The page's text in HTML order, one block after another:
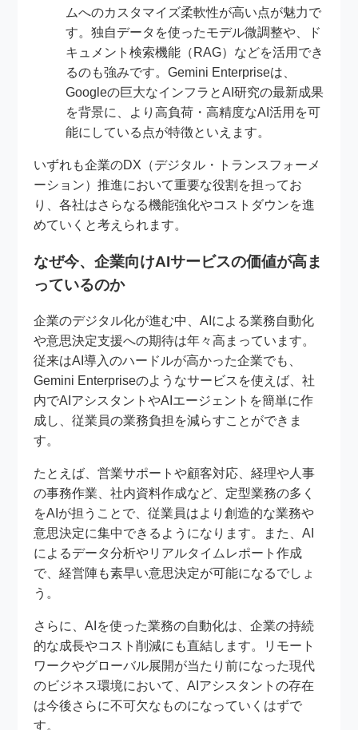
ムへのカスタマイズ柔軟性が高い点が魅力で
す。独自データを使ったモデル微調整や、ド
キュメント検索機能（RAG）などを活用でき
るのも強みです。Gemini Enterpriseは、
Googleの巨大なインフラとAI研究の最新成果
を背景に、より高負荷・高精度なAI活用を可
能にしている点が特徴といえます。
いずれも企業のDX（デジタル・トランスフォーメ
ーション）推進において重要な役割を担ってお
り、各社はさらなる機能強化やコストダウンを進
めていくと考えられます。
なぜ今、企業向けAIサービスの価値が高ま
っているのか
企業のデジタル化が進む中、AIによる業務自動化
や意思決定支援への期待は年々高まっています。
従来はAI導入のハードルが高かった企業でも、
Gemini Enterpriseのようなサービスを使えば、社
内でAIアシスタントやAIエージェントを簡単に作
成し、従業員の業務負担を減らすことができま
す。
たとえば、営業サポートや顧客対応、経理や人事
の事務作業、社内資料作成など、定型業務の多く
をAIが担うことで、従業員はより創造的な業務や
意思決定に集中できるようになります。また、AI
によるデータ分析やリアルタイムレポート作成
で、経営陣も素早い意思決定が可能になるでしょ
う。
さらに、AIを使った業務の自動化は、企業の持続
的な成長やコスト削減にも直結します。リモート
ワークやグローバル展開が当たり前になった現代
のビジネス環境において、AIアシスタントの存在
は今後さらに不可欠なものになっていくはずで
す。